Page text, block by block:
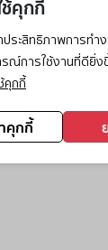
ช้คุกกี้
ะสิทธิภาพการทำง
รณ์การใช้งานที่ดียิ่ง
คุกกี้
คุกกี้
client-side
(see the
information).